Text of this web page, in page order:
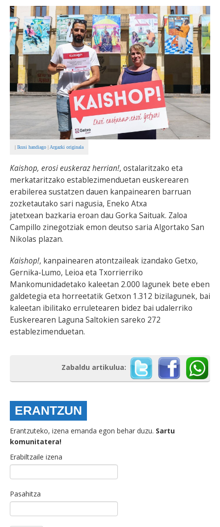
BEREZIAK
ARGAZKIAK
... AUKERA GEHIAGO
| Ikusi handiago |Argazki originala
Kaishop, erosi euskeraz herrian!, ostalaritzako eta
merkataritzako establezimenduetan euskerearen
erabilerea sustatzen dauen kanpainearen barruan
zozketautako sari nagusia, Eneko Atxa
jatetxean bazkaria eroan dau Gorka Saituak. Zaloa
Campillo zinegotziak emon deutso saria Algortako San
Nikolas plazan.
Kaishop!, kanpainearen atontzaileak izandako Getxo,
Gernika-Lumo, Leioa eta Txorrierriko
Mankomunidadetako kaleetan 2.000 lagunek bete eben
galdetegia eta horreetatik Getxon 1.312 bizilagunek, bai
kaleetan ibilitako erruletearen bidez bai udalerriko
Euskerearen Laguna Saltokien sareko 272
establezimenduetan.
Zabaldu artikulua:
ERANTZUN
Erantzuteko, izena emanda egon behar duzu. Sartu
komunitatera!
Erabiltzaile izena
Pasahitza